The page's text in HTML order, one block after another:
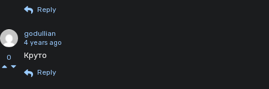
Reply
0
godullian
4 years ago
Круто
Reply